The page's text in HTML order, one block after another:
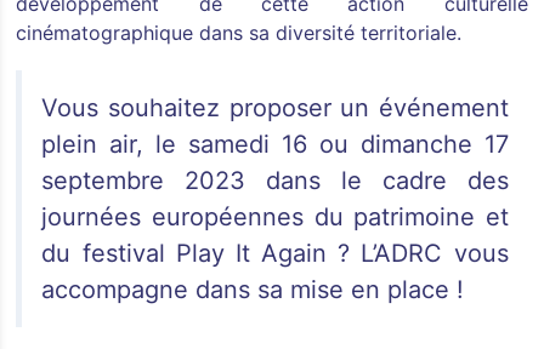
cinématographique dans sa diversité territoriale.
Vous souhaitez proposer un événement
plein air, le samedi 16 ou dimanche 17
septembre 2023 dans le cadre des
journées européennes du patrimoine et
du festival Play It Again ? L’ADRC vous
accompagne dans sa mise en place !